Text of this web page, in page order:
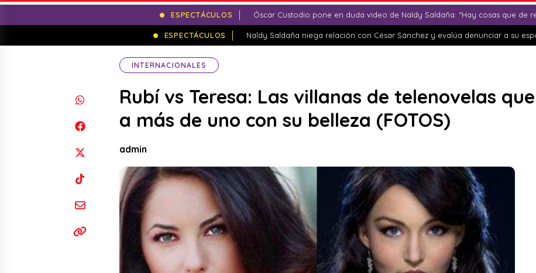
ESPECTÁCULOS Óscar Custodio pone en duda video de Naldy Saldaña: “Hay cosas que de
ESPECTÁCULOS Naldy Saldaña niega relación con César Sánchez y evalúa denunciar a su
INTERNACIONALES
Rubí vs Teresa: Las villanas de telenovelas
a más de uno con su belleza (FOTOS)
admin